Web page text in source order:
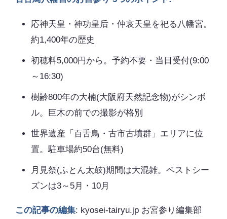
応神天皇・神功皇后・仲哀天皇を祀る八幡宮。
約1,400年の歴史
初穂料5,000円から。予約不要・当日受付(9:00
～16:30)
樹齢800年の大楠(大阪府天然記念物)がシンボ
ル。巨木の前での撮影が格別
世界遺産「百舌鳥・古市古墳群」エリアに位
置。駐車場約50台(無料)
月見祭(ふとん太鼓)期間は大混雑。ベストシー
ズンは3～5月・10月
この記事の編集: kyosei-tairyu.jp お宮参り編集部